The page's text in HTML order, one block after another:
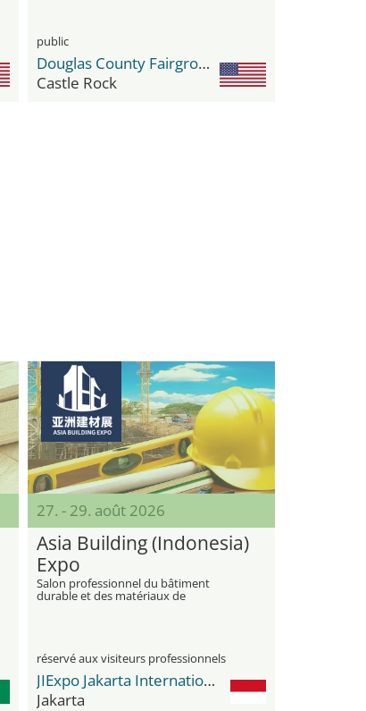
public
Douglas County Fairgrounds
Castle Rock
27. - 29. août 2026
Asia Building (Indonesia)
Expo
Salon professionnel du bâtiment
durable et des matériaux de
réservé aux visiteurs professionnels
JIExpo Jakarta International Expo
Jakarta